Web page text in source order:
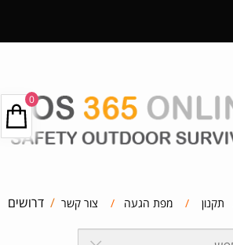
תקנון / מפת הגעה / צור קשר / דרושים
0